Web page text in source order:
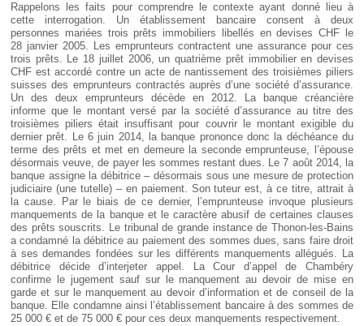
Rappelons les faits pour comprendre le contexte ayant donné lieu à
cette interrogation. Un établissement bancaire consent à deux
personnes mariées trois prêts immobiliers libellés en devises CHF le
28 janvier 2005. Les emprunteurs contractent une assurance pour ces
trois prêts. Le 18 juillet 2006, un quatrième prêt immobilier en devises
CHF est accordé contre un acte de nantissement des troisièmes piliers
suisses des emprunteurs contractés auprès d’une société d’assurance.
Un des deux emprunteurs décède en 2012. La banque créancière
informe que le montant versé par la société d’assurance au titre des
troisièmes piliers était insuffisant pour couvrir le montant exigible du
dernier prêt. Le 6 juin 2014, la banque prononce donc la déchéance du
terme des prêts et met en demeure la seconde emprunteuse, l’épouse
désormais veuve, de payer les sommes restant dues. Le 7 août 2014, la
banque assigne la débitrice – désormais sous une mesure de protection
judiciaire (une tutelle) – en paiement. Son tuteur est, à ce titre, attrait à
la cause. Par le biais de ce dernier, l’emprunteuse invoque plusieurs
manquements de la banque et le caractère abusif de certaines clauses
des prêts souscrits. Le tribunal de grande instance de Thonon-les-Bains
a condamné la débitrice au paiement des sommes dues, sans faire droit
à ses demandes fondées sur les différents manquements allégués. La
débitrice décide d’interjeter appel. La Cour d’appel de Chambéry
confirme le jugement sauf sur le manquement au devoir de mise en
garde et sur le manquement au devoir d’information et de conseil de la
banque. Elle condamne ainsi l’établissement bancaire à des sommes de
25 000 € et de 75 000 € pour ces deux manquements respectivement.